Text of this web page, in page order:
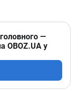
—
OBOZ.UA у